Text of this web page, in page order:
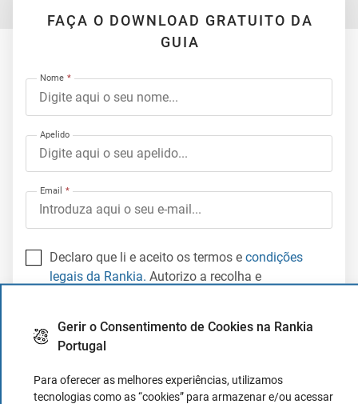
Gerir o Consentimento de Cookies na Rankia
Portugal
Para oferecer as melhores experiências, utilizamos
tecnologias como as “cookies” para armazenar e/ou acessar
FAÇA O DOWNLOAD GRATUITO DA
GUIA
Nome
Apelido
Email
Declaro que li e aceito os termos e condições
legais da Rankia. Autorizo a recolha e